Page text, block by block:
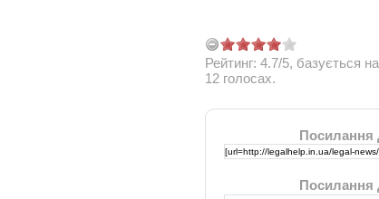
Рейтинг: 4.7/5, базується на
12 голосах.
Посилання